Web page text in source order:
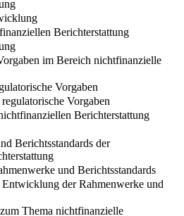
Berichterstattung
im Bereich nichtfinanzielle
Vorgaben
Vorgaben
Berichterstattung
Berichtsstandards der
und Berichtsstandards
der Rahmenwerke und